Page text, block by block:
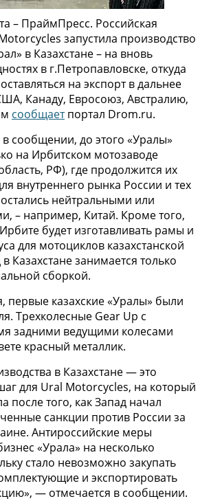
– ПраймПресс. Российская
запустила производство
в Казахстане – на вновь
в г.Петропавловске, откуда
на экспорт в дальнее
Канаду, Евросоюз, Австралию,
сообщаетпортал Drom.ru.
в сообщении, до этого «Уралы»
на Ирбитском мотозаводе
РФ), где продолжится их
внутреннего рынка России и тех
нейтральными или
– например, Китай. Кроме того,
будет изготавливать рамы и
для мотоциклов казахстанской
Казахстане занимается только
сборкой.
первые казахские «Уралы» были
Трехколесные Gear Up с
задними ведущими колесами
красный металлик.
в Казахстане — это
для Ural Motorcycles, на который
после того, как Запад начал
санкции против России за
Антироссийские меры
«Урала» на несколько
стало невозможно закупать
и экспортировать
— отмечается в сообщении.